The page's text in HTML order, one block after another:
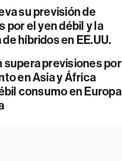
su previsión de
por el yen débil y la
híbridos en EE.UU.
supera previsiones por
en Asia y África
consumo en Europa